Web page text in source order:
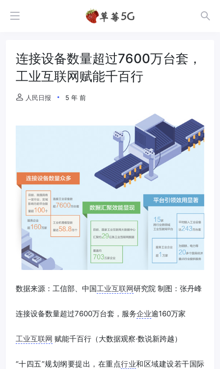
连接设备数量超过7600万台套，
工业互联网赋能千百行
人民日报 5 年 前
数据来源：工信部、中国工业互联网研究院 制图：张丹峰
连接设备数量超过7600万台套，服务企业逾160万家
工业互联网 赋能千百行（大数据观察·数说新跨越）
“十四五”规划纲要提出，在重点行业和区域建设若干国际